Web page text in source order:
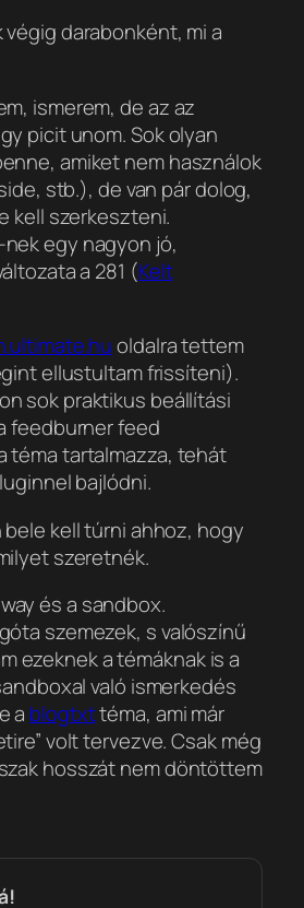
végig darabonként, mi a
ismerem, de az az
picit unom. Sok olyan
amiket nem használok
stb.), de van pár dolog,
kell szerkeszteni.
egy nagyon jó,
a 281 (Kelt
oldalra tettem
ellustultam frissíteni).
sok praktikus beállítási
feedburner feed
téma tartalmazza, tehát
bajlódni.
bele kell túrni ahhoz, hogy
szeretnék.
és a sandbox.
szemezek, s valószínű
ezeknek a témáknak is a
való ismerkedés
a blogtxttéma, ami már
volt tervezve. Csak még
hosszát nem döntöttem